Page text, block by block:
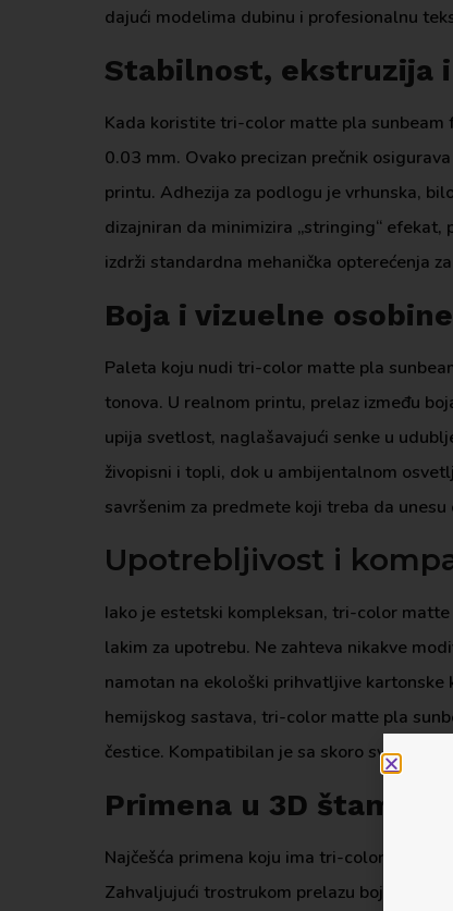
dajući modelima dubinu i profesionalnu
Stabilnost, ekstruzija
Kada koristite tri-color matte pla
0.03 mm. Ovako precizan prečnik
printu. Adhezija za podlogu je vrhunska,
dizajniran da minimizira „stringing“
izdrži standardna mehanička opterećenja
Boja i vizuelne osobine
Paleta koju nudi tri-color matte pla
tonova. U realnom printu, prelaz između
upija svetlost, naglašavajući senke u
živopisni i topli, dok u ambijentalnom
savršenim za predmete koji treba da
Upotrebljivost i
Iako je estetski kompleksan, tri-color
lakim za upotrebu. Ne zahteva nikakve
namotan na ekološki prihvatljive
hemijskog sastava, tri-color matte pla
čestice. Kompatibilan je sa skoro svim
Primena u 3D štampi
Najčešća primena koju ima tri-color matte
Zahvaljujući trostrukom prelazu boja,